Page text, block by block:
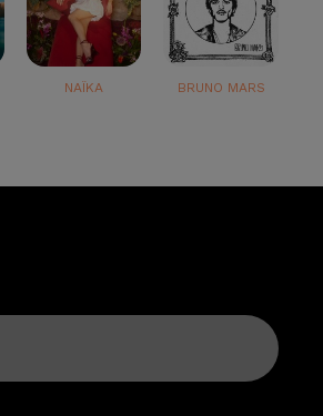
NAÏKA BRUNO MARS